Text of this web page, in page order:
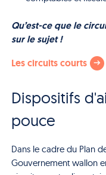
Qu’est-ce que le
sur le sujet !
Les circuits courts
Dispositifs
pouce
Dans le cadre du Plan
Gouvernement wallon